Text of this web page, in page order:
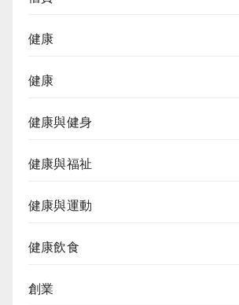
健康
健康
健康與健身
健康與福祉
健康與運動
健康飲食
創業